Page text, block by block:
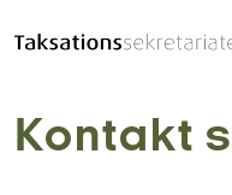
Kontakt